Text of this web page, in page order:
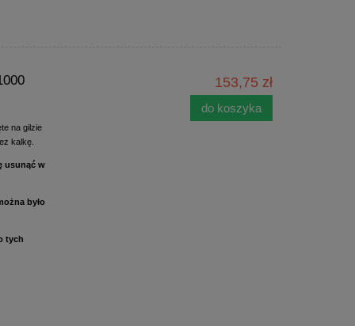
na gilzie
kalkę.
usunąć w
było
tych
153,75 zł
do koszyka